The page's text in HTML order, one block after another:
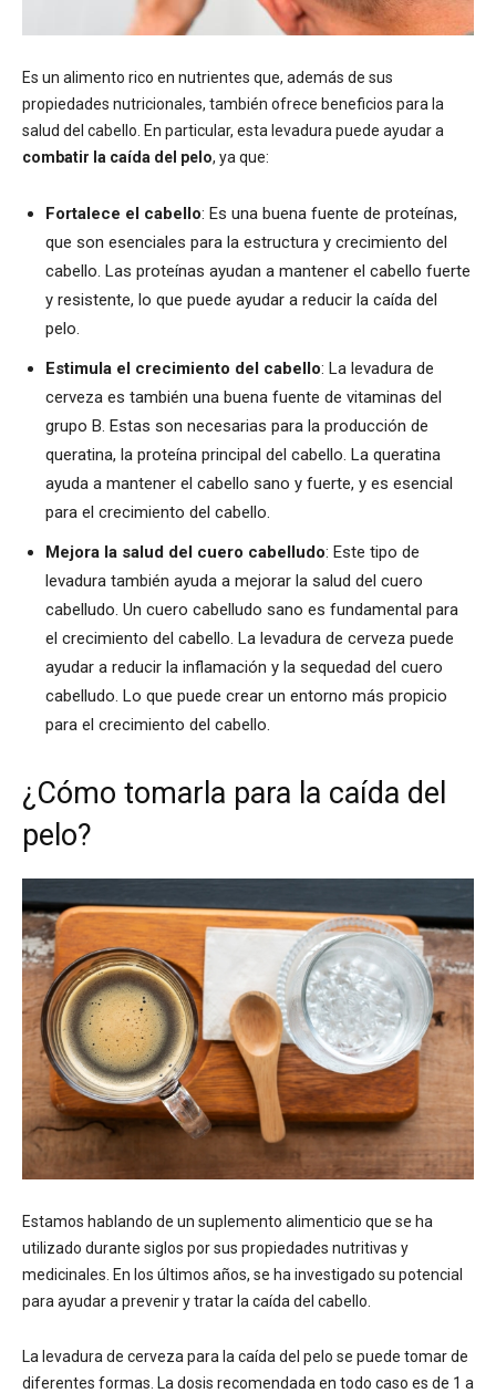
Es un alimento rico en nutrientes que, además de sus
propiedades nutricionales, también ofrece beneficios para la
salud del cabello. En particular, esta levadura puede ayudar a
combatir la caída del pelo, ya que:
Fortalece el cabello: Es una buena fuente de proteínas,
que son esenciales para la estructura y crecimiento del
cabello. Las proteínas ayudan a mantener el cabello fuerte
y resistente, lo que puede ayudar a reducir la caída del
pelo.
Estimula el crecimiento del cabello: La levadura de
cerveza es también una buena fuente de vitaminas del
grupo B. Estas son necesarias para la producción de
queratina, la proteína principal del cabello. La queratina
ayuda a mantener el cabello sano y fuerte, y es esencial
para el crecimiento del cabello.
Mejora la salud del cuero cabelludo: Este tipo de
levadura también ayuda a mejorar la salud del cuero
cabelludo. Un cuero cabelludo sano es fundamental para
el crecimiento del cabello. La levadura de cerveza puede
ayudar a reducir la inflamación y la sequedad del cuero
cabelludo. Lo que puede crear un entorno más propicio
para el crecimiento del cabello.
¿Cómo tomarla para la caída del
pelo?
Estamos hablando de un suplemento alimenticio que se ha
utilizado durante siglos por sus propiedades nutritivas y
medicinales. En los últimos años, se ha investigado su potencial
para ayudar a prevenir y tratar la caída del cabello.
La levadura de cerveza para la caída del pelo se puede tomar de
diferentes formas. La dosis recomendada en todo caso es de 1 a